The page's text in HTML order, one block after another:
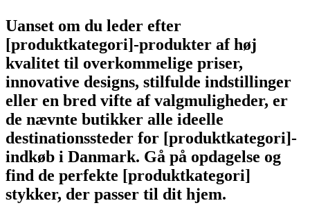
Uanset om du leder efter
[produktkategori]-produkter af høj
kvalitet til overkommelige priser,
innovative designs, stilfulde indstillinger
eller en bred vifte af valgmuligheder, er
de nævnte butikker alle ideelle
destinationssteder for [produktkategori]-
indkøb i Danmark. Gå på opdagelse og
find de perfekte [produktkategori]
stykker, der passer til dit hjem.